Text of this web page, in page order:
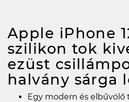
Apple iPhone
szilikon tok
ezüst
halvány sárga
Egy modern és elbűvölő